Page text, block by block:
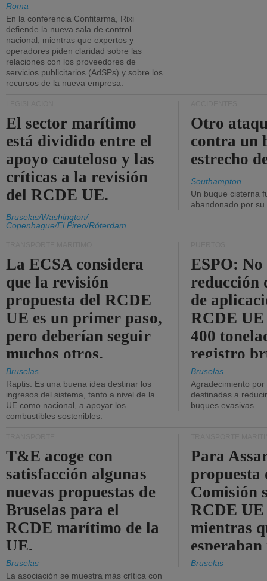
Roma
En la conferencia Confitarma, Rixi
defiende la nueva sala de control
nacional, mientras que expertos y
operadores piden claridad sobre las
relaciones con los proveedores de
servicios publicitarios (AdSPs) y sobre los
recursos de la nueva empresa.
El sector marítimo
está dividido entre el
apoyo cauteloso y las
críticas a la revisión
del RCDE UE.
Bruselas/Washington/
Copenhague/El Pireo/Róterdam
Otro
contra un
estrecho
Southampton
Un buque cisterna
abandonado por su
La ECSA considera
que la revisión
propuesta del RCDE
UE es un primer paso,
pero deberían seguir
muchos otros.
Bruselas
Raptis: Es una buena idea destinar los
ingresos del sistema, tanto a nivel de la
UE como nacional, a apoyar los
combustibles sostenibles.
ESPO: No
reducción
de
RCDE UE
400
registro
Bruselas
Agradecimiento
destinadas a
buques evasivas.
T&E acoge con
satisfacción algunas
nuevas propuestas de
Bruselas para el
RCDE marítimo de la
UE.
Bruselas
La asociación se muestra más crítica con
Para
propuesta
Comisión
RCDE
mientras
más
Bruselas